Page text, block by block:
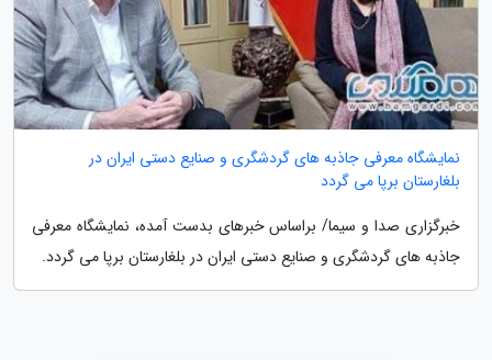
نمایشگاه معرفی جاذبه های گردشگری و صنایع دستی ایران در
بلغارستان برپا می گردد
خبرگزاری صدا و سیما/ براساس خبرهای بدست آمده، نمایشگاه معرفی
جاذبه های گردشگری و صنایع دستی ایران در بلغارستان برپا می گردد.